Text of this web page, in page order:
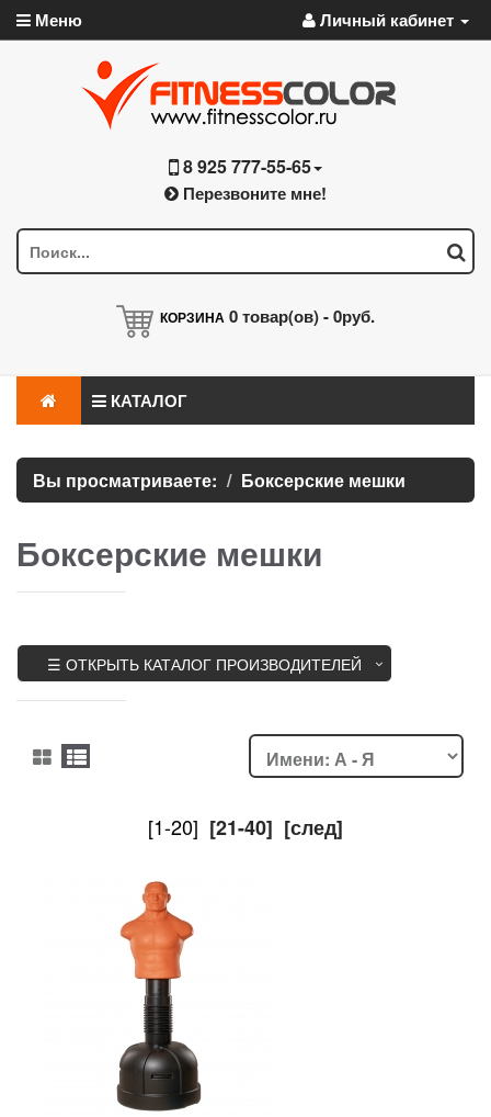
Меню Личный кабинет
8 925 777-55-65
Перезвоните мне!
КОРЗИНА 0товар(ов) -0руб.
КАТАЛОГ
Вы просматриваете: Боксерские мешки
Боксерские мешки
☰ ОТКРЫТЬ КАТАЛОГ ПРОИЗВОДИТЕЛЕЙ
[1-20] [21-40] [след]